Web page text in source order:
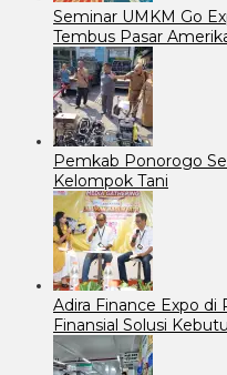
Seminar UMKM Go
Tembus Pasar
Pemkab Ponorogo
Kelompok Tani
Adira Finance Expo di
Finansial Solusi